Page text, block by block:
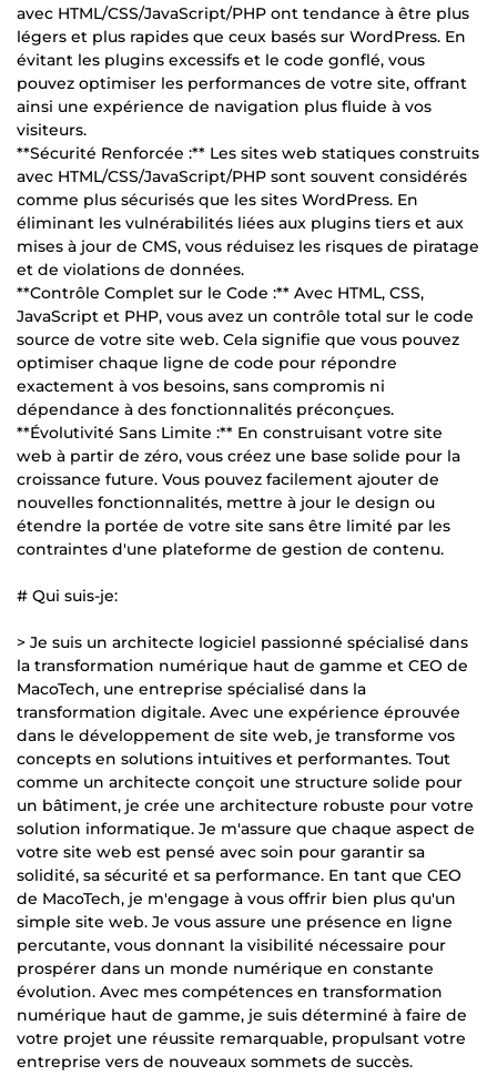
avec HTML/CSS/JavaScript/PHP ont tendance à être plus
légers et plus rapides que ceux basés sur WordPress. En
évitant les plugins excessifs et le code gonflé, vous
pouvez optimiser les performances de votre site, offrant
ainsi une expérience de navigation plus fluide à vos
visiteurs.
**Sécurité Renforcée :** Les sites web statiques construits
avec HTML/CSS/JavaScript/PHP sont souvent considérés
comme plus sécurisés que les sites WordPress. En
éliminant les vulnérabilités liées aux plugins tiers et aux
mises à jour de CMS, vous réduisez les risques de piratage
et de violations de données.
**Contrôle Complet sur le Code :** Avec HTML, CSS,
JavaScript et PHP, vous avez un contrôle total sur le code
source de votre site web. Cela signifie que vous pouvez
optimiser chaque ligne de code pour répondre
exactement à vos besoins, sans compromis ni
dépendance à des fonctionnalités préconçues.
**Évolutivité Sans Limite :** En construisant votre site
web à partir de zéro, vous créez une base solide pour la
croissance future. Vous pouvez facilement ajouter de
nouvelles fonctionnalités, mettre à jour le design ou
étendre la portée de votre site sans être limité par les
contraintes d'une plateforme de gestion de contenu.
# Qui suis-je:
> Je suis un architecte logiciel passionné spécialisé dans
la transformation numérique haut de gamme et CEO de
MacoTech, une entreprise spécialisé dans la
transformation digitale. Avec une expérience éprouvée
dans le développement de site web, je transforme vos
concepts en solutions intuitives et performantes. Tout
comme un architecte conçoit une structure solide pour
un bâtiment, je crée une architecture robuste pour votre
solution informatique. Je m'assure que chaque aspect de
votre site web est pensé avec soin pour garantir sa
solidité, sa sécurité et sa performance. En tant que CEO
de MacoTech, je m'engage à vous offrir bien plus qu'un
simple site web. Je vous assure une présence en ligne
percutante, vous donnant la visibilité nécessaire pour
prospérer dans un monde numérique en constante
évolution. Avec mes compétences en transformation
numérique haut de gamme, je suis déterminé à faire de
votre projet une réussite remarquable, propulsant votre
entreprise vers de nouveaux sommets de succès.